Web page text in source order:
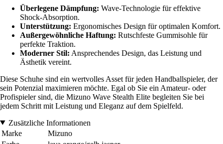
Überlegene Dämpfung: Wave-Technologie für effektive
Shock-Absorption.
Unterstützung: Ergonomisches Design für optimalen Komfort.
Außergewöhnliche Haftung: Rutschfeste Gummisohle für
perfekte Traktion.
Moderner Stil: Ansprechendes Design, das Leistung und
Ästhetik vereint.
Diese Schuhe sind ein wertvolles Asset für jeden Handballspieler, der
sein Potenzial maximieren möchte. Egal ob Sie ein Amateur- oder
Profispieler sind, die Mizuno Wave Stealth Elite begleiten Sie bei
jedem Schritt mit Leistung und Eleganz auf dem Spielfeld.
Zusätzliche Informationen
Marke
Mizuno